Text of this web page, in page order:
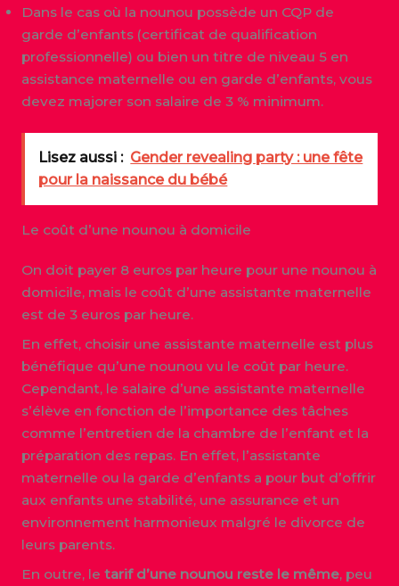
Dans le cas où la nounou possède un CQP de
garde d’enfants (certificat de qualification
professionnelle) ou bien un titre de niveau 5 en
assistance maternelle ou en garde d’enfants, vous
devez majorer son salaire de 3 % minimum.
Lisez aussi : Gender revealing party : une fête
pour la naissance du bébé
Le coût d’une nounou à domicile
On doit payer 8 euros par heure pour une nounou à
domicile, mais le coût d’une assistante maternelle
est de 3 euros par heure.
En effet, choisir une assistante maternelle est plus
bénéfique qu’une nounou vu le coût par heure.
Cependant, le salaire d’une assistante maternelle
s’élève en fonction de l’importance des tâches
comme l’entretien de la chambre de l’enfant et la
préparation des repas. En effet, l’assistante
maternelle ou la garde d’enfants a pour but d’offrir
aux enfants une stabilité, une assurance et un
environnement harmonieux malgré le divorce de
leurs parents.
En outre, le tarif d’une nounou reste le même, peu